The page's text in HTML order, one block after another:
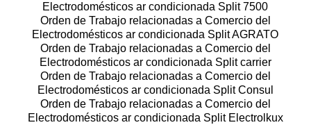
Electrodomésticos ar condicionada Split 7500
Orden de Trabajo relacionadas a Comercio del
Electrodomésticos ar condicionada Split AGRATO
Orden de Trabajo relacionadas a Comercio del
Electrodomésticos ar condicionada Split carrier
Orden de Trabajo relacionadas a Comercio del
Electrodomésticos ar condicionada Split Consul
Orden de Trabajo relacionadas a Comercio del
Electrodomésticos ar condicionada Split Electrolkux